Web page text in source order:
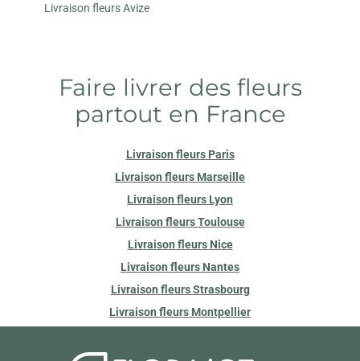
Livraison fleurs Avize
Faire livrer des fleurs
partout en France
Livraison fleurs Paris
Livraison fleurs Marseille
Livraison fleurs Lyon
Livraison fleurs Toulouse
Livraison fleurs Nice
Livraison fleurs Nantes
Livraison fleurs Strasbourg
Livraison fleurs Montpellier